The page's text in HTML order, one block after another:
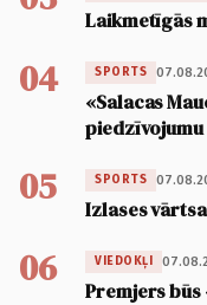
Laikmetīgās
04 SPORTS
«Salacas
piedzīvojumu
05 SPORTS
Izlases
06 VIEDOKĻI
Premjers būs